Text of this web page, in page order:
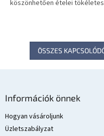
köszönhetően ételei
ÖSSZES
Információk önnek
Hogyan vásároljunk
Üzletszabályzat